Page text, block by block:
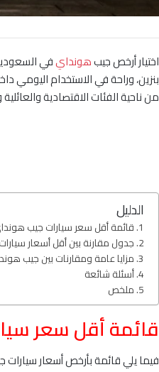
اختيار أرخص جيبهونداي
من ناحية الفئات الاقتصادية
الدليل
قائمة أقل سعر سيارات جيب هونداي 2026 في
جدول مقارنة بين أقل أسعار سيارات جيب
مزايا عامة ومقارنات بين جيب
أسئلة شائعة
ملخص
قائمة أقل سعر سيارات جيب
فيما يلي قائمة بأرخص أسعار سيارات جيب هونداي لعام 2026 في السعودية مع